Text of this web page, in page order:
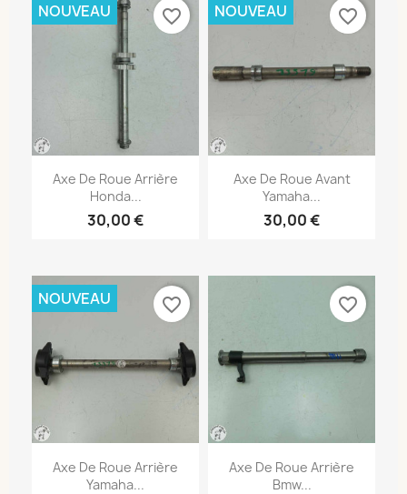
Axe De Roue Arrière
Honda...
30,00 €
NOUVEAU favorite_border
Axe De Roue Avant
Yamaha...
30,00 €
NOUVEAU favorite_border
Axe De Roue Arrière
Yamaha...
NOUVEAU favorite_border
Axe De Roue Arrière
Bmw...
favorite_border